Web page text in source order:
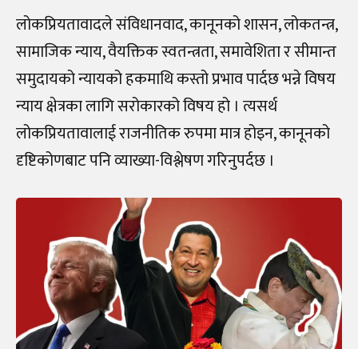
लोकप्रियतावादले संविधानवाद, कानूनको शासन, लोकतन्त्र,
सामाजिक न्याय, वैयक्तिक स्वतन्त्रता, समावेशिता र सीमान्त
समुदायको न्यायको हकमाथि कस्तो प्रभाव पार्दछ भन्ने विषय
न्याय क्षेत्रका लागि सरोकारको विषय हो । त्यसर्थ
लोकप्रियतावालाई राजनीतिक रुपमा मात्र होइन, कानूनको
दृष्टिकोणबाट पनि व्याख्या-विश्लेषण गरिनुपर्दछ ।